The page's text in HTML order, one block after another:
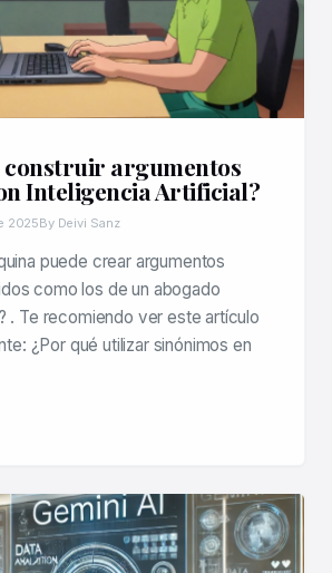
construir argumentos
Inteligencia Artificial?
2025By Deivi Sanz
puede crear argumentos
como los de un abogado
. Te recomiendo ver este artículo
¿Por qué utilizar sinónimos en